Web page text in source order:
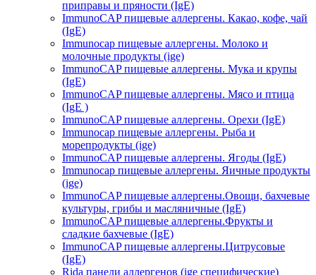
приправы и пряности (IgE)
ImmunoCAP пищевые аллергены. Какао, кофе, чай
(IgE)
Immunocap пищевые аллергены. Молоко и
молочные продукты (ige)
ImmunoCAP пищевые аллергены. Мука и крупы
(IgE)
ImmunoCAP пищевые аллергены. Мясо и птица
(IgE )
ImmunoCAP пищевые аллергены. Орехи (IgE)
Immunocap пищевые аллергены. Рыба и
морепродукты (ige)
ImmunoCAP пищевые аллергены. Ягоды (IgE)
Immunocap пищевые аллергены. Яичные продукты
(ige)
ImmunoCAP пищевые аллергены.Овощи, бахчевые
культуры, грибы и масляничные (IgE)
ImmunoCAP пищевые аллергены.Фрукты и
сладкие бахчевые (IgE)
ImmunoCAP пищевые аллергены.Цитрусовые
(IgE)
Rida панели аллергенов (ige специфические)